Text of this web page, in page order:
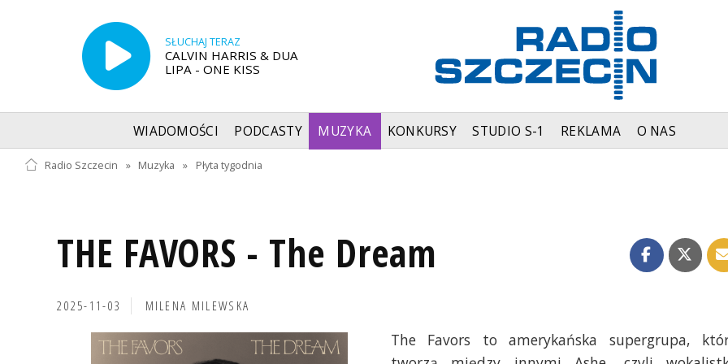
SŁUCHAJ TERAZ
CALVIN HARRIS & DUA
LIPA - ONE KISS
WIADOMOŚCI PODCASTY MUZYKA KONKURSY STUDIO S-1 REKLAMA O NAS
Radio Szczecin » Muzyka » Płyta tygodnia
THE FAVORS - The Dream
2025-11-03 MILENA MILEWSKA
The Favors to amerykańska supergrupa,